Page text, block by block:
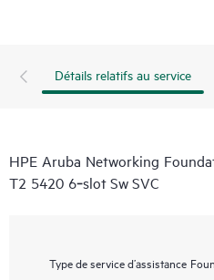
Détails relatifs au service
HPE Aruba Networking
T2 5420 6‑slot Sw SVC
Type de service d’assistance